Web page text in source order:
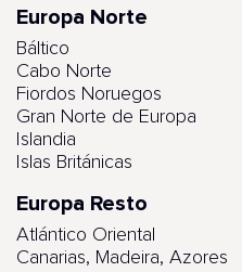
Europa Norte
Báltico
Cabo Norte
Fiordos Noruegos
Gran Norte de Europa
Islandia
Islas Británicas
Europa Resto
Atlántico Oriental
Canarias, Madeira, Azores